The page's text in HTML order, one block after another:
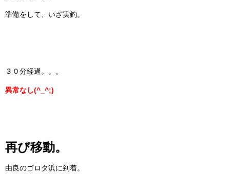
準備をして、いざ実釣。
３０分経過。。。
異常なし(^_^;)
再び移動。
由良のゴロタ浜に到着。